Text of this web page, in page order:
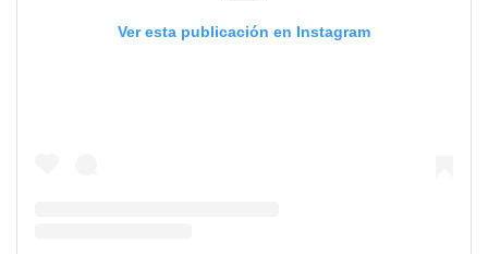
Ver esta publicación en Instagram